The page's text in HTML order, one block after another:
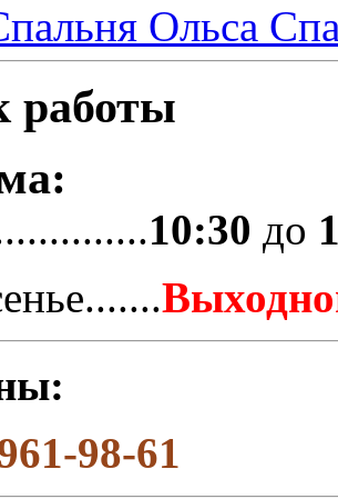
Ольса
работы
10:30 до
98-61